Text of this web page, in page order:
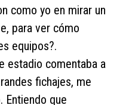
como yo en mirar un
para ver cómo
equipos?.
estadio comentaba a
fichajes, me
Entiendo que